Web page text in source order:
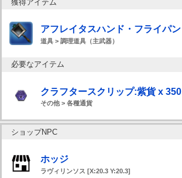
獲得アイテム
アフレイタスハンド・フライパン
道具 > 調理道具（主武器）
必要なアイテム
クラフタースクリップ:紫貨 x 350
その他 > 各種通貨
ショップNPC
ホッジ
ラヴィリンソス [X:20.3 Y:20.3]